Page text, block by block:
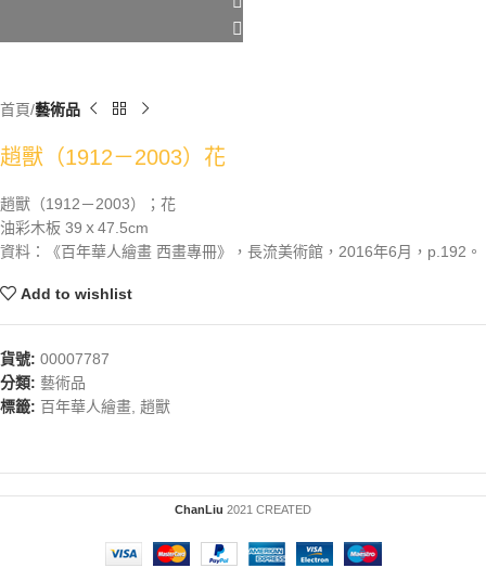
首頁 藝術品
趙獸（1912－2003）花
趙獸（1912－2003）；花
油彩木板 39ｘ47.5cm
資料：《百年華人繪畫 西畫專冊》，長流美術館，2016年6月，p.192。
Add to wishlist
貨號: 00007787
分類: 藝術品
標籤: 百年華人繪畫 趙獸
ChanLiu 2021 CREATED